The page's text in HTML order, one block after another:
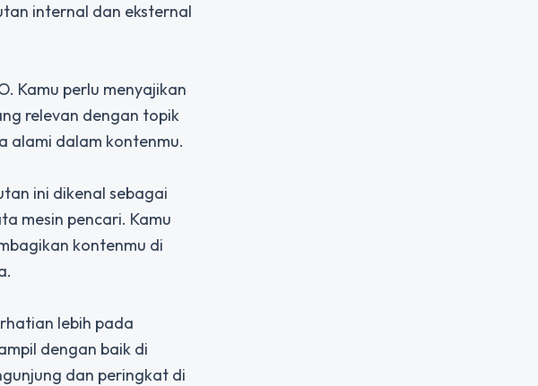
internal dan eksternal
Kamu perlu menyajikan
relevan dengan topik
alami dalam kontenmu.
ini dikenal sebagai
mesin pencari. Kamu
kontenmu di
lebih pada
dengan baik di
dan peringkat di